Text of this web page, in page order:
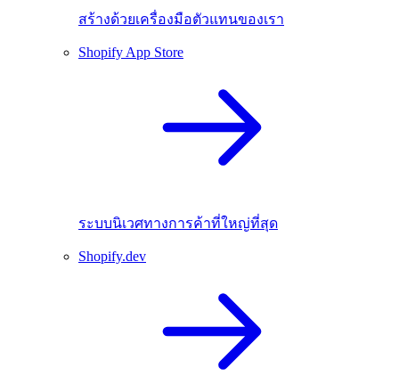
สร้างด้วยเครื่องมือตัวแทนของเรา
Shopify App Store
ระบบนิเวศทางการค้าที่ใหญ่ที่สุด
Shopify.dev